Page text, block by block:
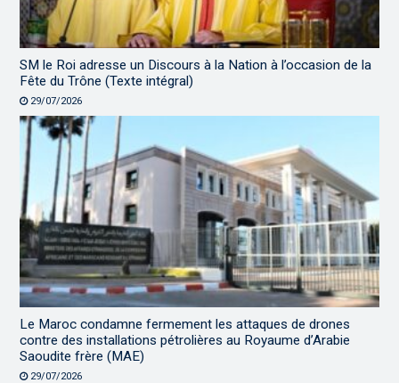
SM le Roi adresse un Discours à la Nation à l’occasion de la
Fête du Trône (Texte intégral)
29/07/2026
Le Maroc condamne fermement les attaques de drones
contre des installations pétrolières au Royaume d’Arabie
Saoudite frère (MAE)
29/07/2026